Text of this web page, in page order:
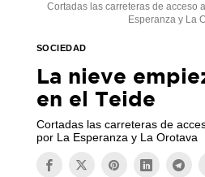
Cortadas las carreteras de acceso
Esperanza y La
SOCIEDAD
La nieve
en el Teide
Cortadas las carreteras de
por La Esperanza y La Orotava